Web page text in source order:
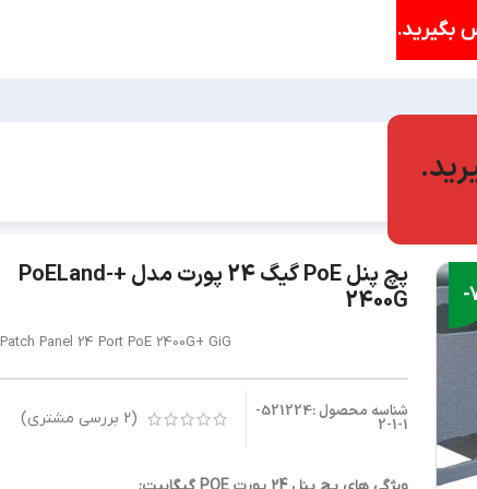
-
پچ پنل PoE گیگ 24 پورت مدل +PoELand-
2400G
Patch Panel 24 Port PoE 2400G+ GiG
شناسه محصول :521224-
1-1-2
(
2 بررسی مشتری)
بگیرید.